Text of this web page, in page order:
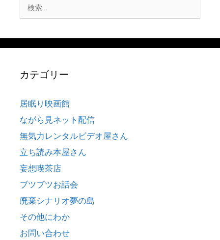
索:
カテゴリー
居眠り映画館
ながら見ネット配信
無気力レンタルビデオ屋さん
立ち読み本屋さん
妄想喫茶店
ブツブツお話会
廃棄シナリオ夢の島
その他にわか
お問い合わせ